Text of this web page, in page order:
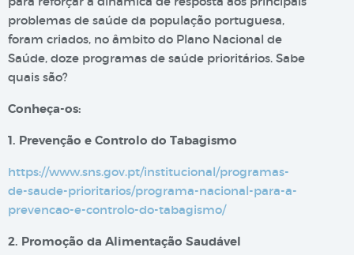
problemas de saúde da população portuguesa,
foram criados, no âmbito do Plano Nacional de
Saúde, doze programas de saúde prioritários. Sabe
quais são?
Conheça-os:
1. Prevenção e Controlo do Tabagismo
https://www.sns.gov.pt/institucional/programas-
de-saude-prioritarios/programa-nacional-para-a-
prevencao-e-controlo-do-tabagismo/
2. Promoção da Alimentação Saudável